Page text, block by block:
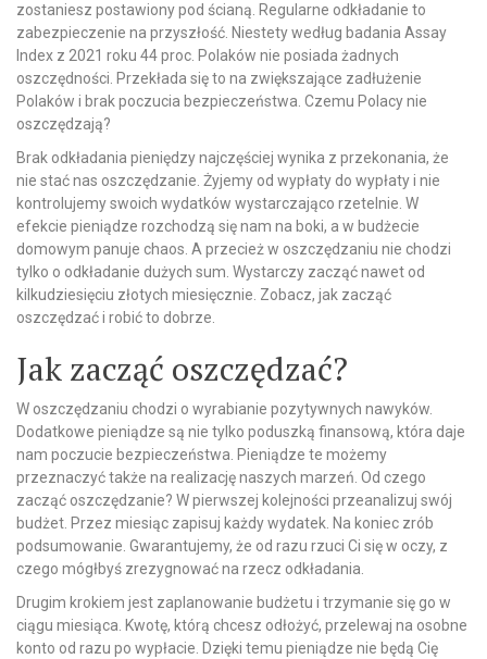
zostaniesz postawiony pod ścianą. Regularne odkładanie to
zabezpieczenie na przyszłość. Niestety według badania Assay
Index z 2021 roku 44 proc. Polaków nie posiada żadnych
oszczędności. Przekłada się to na zwiększające zadłużenie
Polaków i brak poczucia bezpieczeństwa. Czemu Polacy nie
oszczędzają?
Brak odkładania pieniędzy najczęściej wynika z przekonania, że
nie stać nas oszczędzanie. Żyjemy od wypłaty do wypłaty i nie
kontrolujemy swoich wydatków wystarczająco rzetelnie. W
efekcie pieniądze rozchodzą się nam na boki, a w budżecie
domowym panuje chaos. A przecież w oszczędzaniu nie chodzi
tylko o odkładanie dużych sum. Wystarczy zacząć nawet od
kilkudziesięciu złotych miesięcznie. Zobacz, jak zacząć
oszczędzać i robić to dobrze.
Jak zacząć oszczędzać?
W oszczędzaniu chodzi o wyrabianie pozytywnych nawyków.
Dodatkowe pieniądze są nie tylko poduszką finansową, która daje
nam poczucie bezpieczeństwa. Pieniądze te możemy
przeznaczyć także na realizację naszych marzeń. Od czego
zacząć oszczędzanie? W pierwszej kolejności przeanalizuj swój
budżet. Przez miesiąc zapisuj każdy wydatek. Na koniec zrób
podsumowanie. Gwarantujemy, że od razu rzuci Ci się w oczy, z
czego mógłbyś zrezygnować na rzecz odkładania.
Drugim krokiem jest zaplanowanie budżetu i trzymanie się go w
ciągu miesiąca. Kwotę, którą chcesz odłożyć, przelewaj na osobne
konto od razu po wypłacie. Dzięki temu pieniądze nie będą Cię